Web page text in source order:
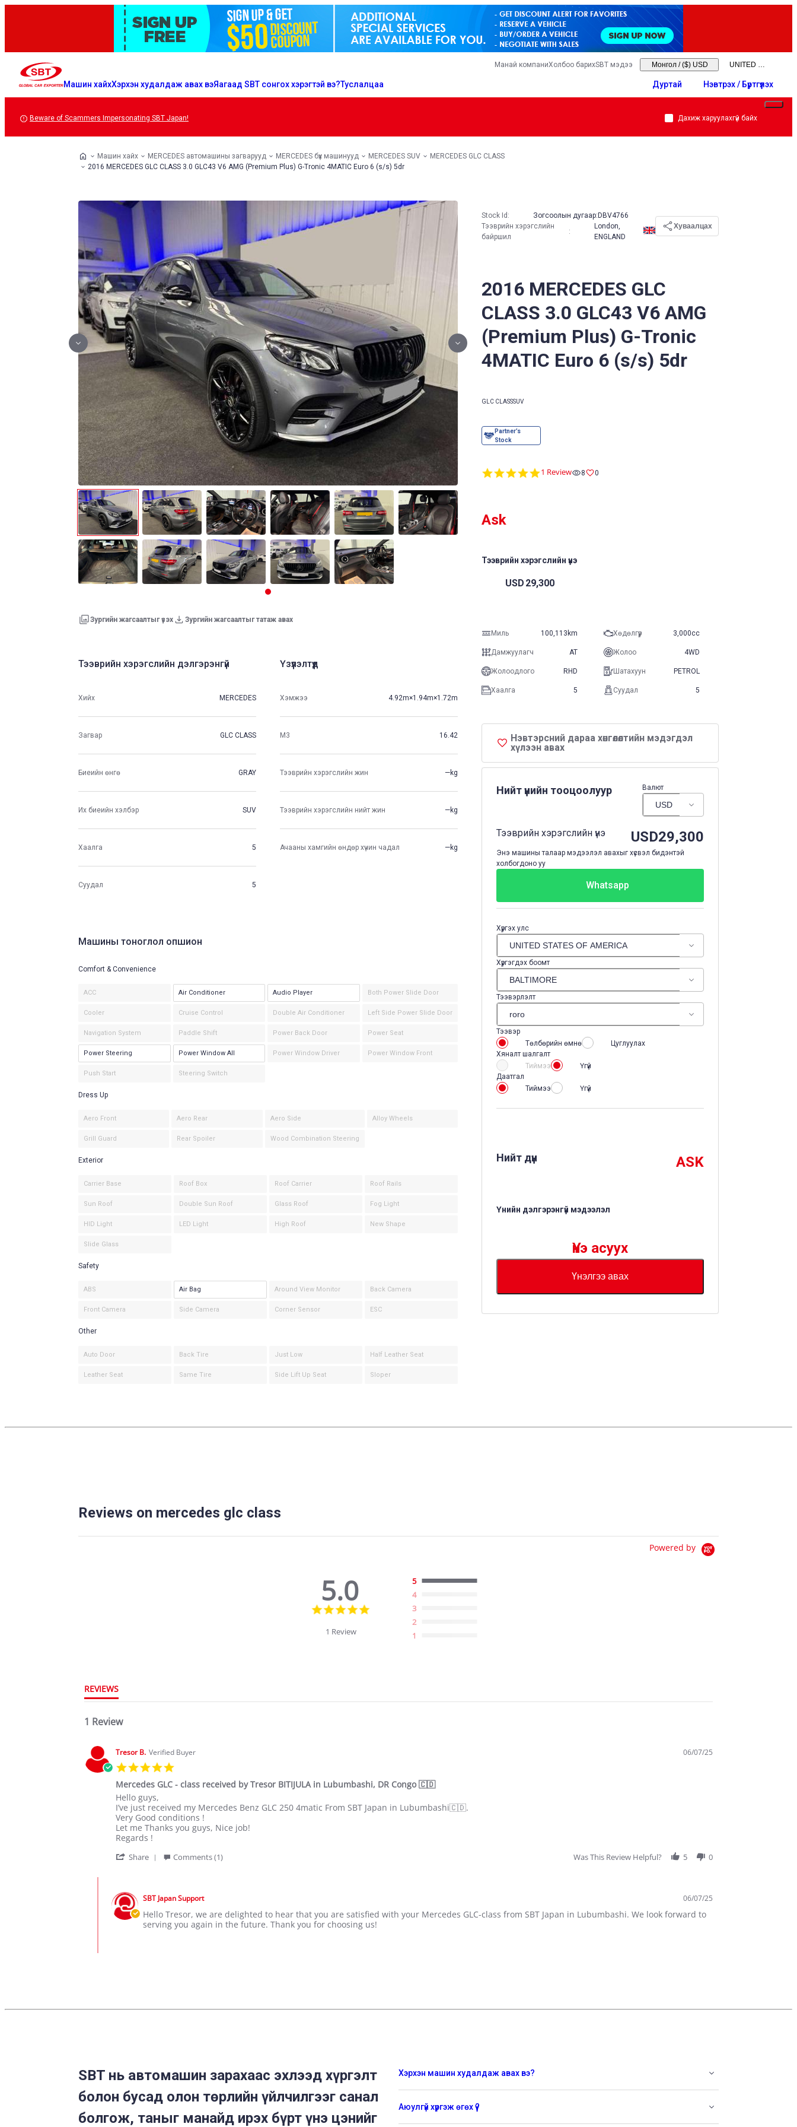
Машин хайхХэрхэн худалдаж авах вэЯагаад SBT сонгох хэрэгтэй вэ?Туслалцаа
Манай компаниХолбоо барихSBT мэдээ Монгол / ($) USD
Дуртай Нэвтрэх / Бүртгүүлэх
Beware of Scammers Impersonating SBT Japan! Дахиж харуулахгүй байх
Машин хайх MERCEDES автомашины загварууд MERCEDES бүх машинууд MERCEDES SUV
MERCEDES GLC CLASS
2016 MERCEDES GLC CLASS 3.0 GLC43 V6 AMG (Premium Plus) G-Tronic 4MATIC Euro 6 (s/s) 5dr
2016 MERCEDES GLC
CLASS 3.0 GLC43 V6 AMG
(Premium Plus) G-Tronic
4MATIC Euro 6 (s/s) 5dr
GLC CLASSSUV
Stock Id: Зогсоолын дугаар: DBV4766
Тээврийн хэрэгслийн
байршил
:
London,
ENGLAND
Хуваалцах
Зургийн жагсаалтыг үзэх Зургийн жагсаалтыг татаж авах
5.0
1 Review 8 0
Ask
Тээврийн хэрэгслийн үнэ
USD 29,300
Нэвтэрсний дараа хөнгөлөлтийн мэдэгдэл
хүлээн авах
Миль 100,113km Хөдөлгүүр 3,000cc
Дамжуулагч AT Жолоо 4WD
Жолоодлого RHD Шатахуун PETROL
Хаалга 5 Суудал 5
Нийт үнийн тооцоолуур Валют
Тээврийн хэрэгслийн үнэ USD29,300
Энэ машины талаар мэдээлэл авахыг хүсвэл бидэнтэй
холбогдоно уу
Whatsapp
Хүргэх улс
Хүргэгдэх боомт
Тээвэрлэлт
Тээвэр
Төлбөрийн өмнө
Цуглуулах
Хяналт шалгалт
Тиймээ
Үгүй
Даатгал
Тиймээ
Үгүй
Нийт дүн ASK
Үнийн дэлгэрэнгүй мэдээлэл
Үнэ асуух
Үнэлгээ авах
Тээврийн хэрэгслийн дэлгэрэнгүй
Хийх MERCEDES
Загвар GLC CLASS
Биеийн өнгө GRAY
Их биеийн хэлбэр SUV
Хаалга 5
Суудал 5
Үзүүлэлтүүд
Хэмжээ 4.92m×1.94m×1.72m
М3 16.42
Тээврийн хэрэгслийн жин —kg
Тээврийн хэрэгслийн нийт жин —kg
Ачааны хамгийн өндөр хүчин чадал —kg
Машины тоноглол опшион
Comfort & Convenience
ACC Air Conditioner Audio Player Both Power Slide Door
Cooler Cruise Control Double Air Conditioner Left Side Power Slide Door
Navigation System Paddle Shift Power Back Door Power Seat
Power Steering Power Window All Power Window Driver Power Window Front
Push Start Steering Switch
Dress Up
Aero Front Aero Rear Aero Side Alloy Wheels
Grill Guard Rear Spoiler Wood Combination Steering
Exterior
Carrier Base Roof Box Roof Carrier Roof Rails
Sun Roof Double Sun Roof Glass Roof Fog Light
HID Light LED Light High Roof New Shape
Slide Glass
Safety
ABS Air Bag Around View Monitor Back Camera
Front Camera Side Camera Corner Sensor ESC
Other
Auto Door Back Tire Just Low Half Leather Seat
Leather Seat Same Tire Side Lift Up Seat Sloper
Reviews on mercedes glc class
Powered by
5.0
5.0
1 Review
5
4
3
2
1
REVIEWS
1 Review
Tresor B. Verified Buyer
rating
06/07/25
Mercedes GLC - class received by Tresor BITIJULA in Lubumbashi, DR Congo 🇨🇩
Review
by
Tresor
B.
on
Jun
review
stating
Mercedes
GLC
-
received
in
Lubumbashi,
DR
Hello guys,
I’ve just received my Mercedes Benz GLC 250 4matic From SBT Japan in Lubumbashi🇨🇩.
Very Good conditions !
Let me Thanks you guys, Nice job!
Regards !
Share
Tresor
B.
on
7
Comments (1) Was This Review Helpful? 5 0
Store
Owner
Tresor
SBT Japan Support 06/07/25
Hello Tresor, we are delighted to hear that you are satisfied with your Mercedes GLC-class from SBT Japan in Lubumbashi. We look forward to
serving you again in the future. Thank you for choosing us!
SBT нь автомашин зарахаас эхлээд хүргэлт
болон бусад олон төрлийн үйлчилгээг санал
болгож, таныг манайд ирэх бүрт үнэ цэнийг
Хэрхэн машин худалдаж авах вэ?
Аюулгүй хүргэж өгөх үү?